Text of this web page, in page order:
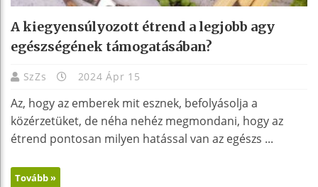
A kiegyensúlyozott étrend a legjobb agy
egészségének támogatásában?
SzZs 2024 Ápr 15
Az, hogy az emberek mit esznek, befolyásolja a
közérzetüket, de néha nehéz megmondani, hogy az
étrend pontosan milyen hatással van az egészs ...
Tovább »